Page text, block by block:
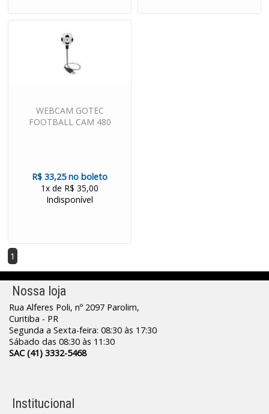
WEBCAM GOTEC
FOOTBALL CAM 480
R$ 33,25 no boleto
1x de R$ 35,00
Indisponível
1
Nossa loja
Rua Alferes Poli, nº 2097 Parolim,
Curitiba - PR
Segunda a Sexta-feira: 08:30 às 17:30
Sábado das 08:30 às 11:30
SAC (41) 3332-5468
Institucional